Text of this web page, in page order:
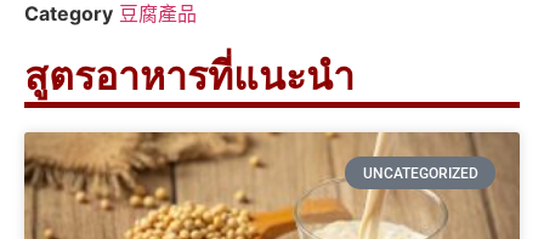
Category 豆腐產品
สูตรอาหารที่แนะนำ
UNCATEGORIZED